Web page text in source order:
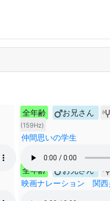
全年齢 お兄さん
(159Hz)
仲間思いの学生
全年齢 お兄さん
映画ナレーション 関